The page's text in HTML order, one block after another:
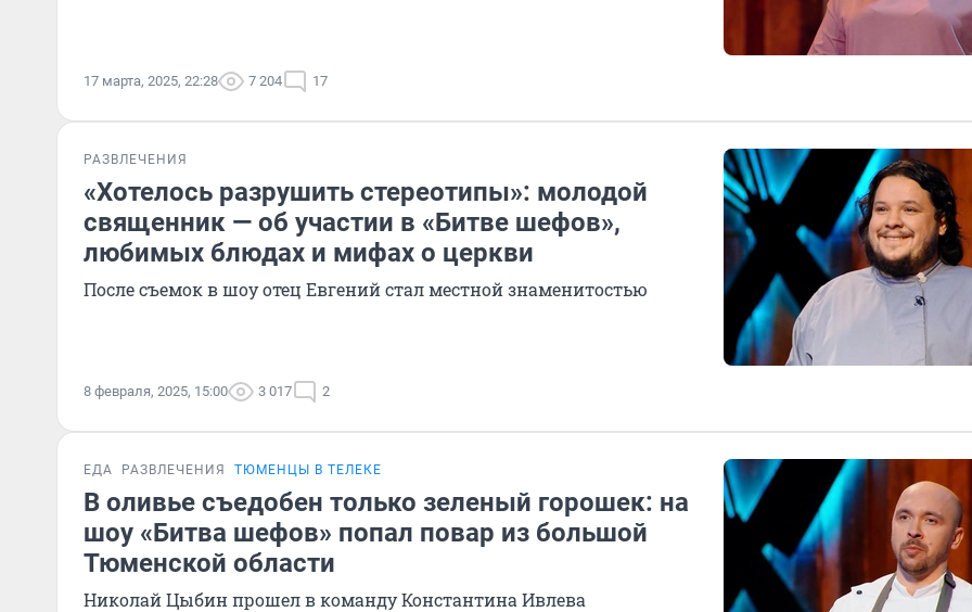
17 марта, 2025, 22:28 7 204 17
РАЗВЛЕЧЕНИЯ
«Хотелось разрушить стереотипы»: молодой
священник — об участии в «Битве шефов»,
любимых блюдах и мифах о церкви
После съемок в шоу отец Евгений стал местной знаменитостью
8 февраля, 2025, 15:00 3 017 2
ЕДА РАЗВЛЕЧЕНИЯ ТЮМЕНЦЫ В ТЕЛЕКЕ
В оливье съедобен только зеленый горошек: на
шоу «Битва шефов» попал повар из большой
Тюменской области
Николай Цыбин прошел в команду Константина Ивлева